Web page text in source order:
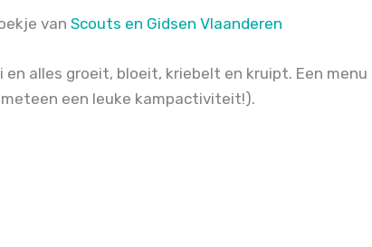
van Scouts en Gidsen Vlaanderen
alles groeit, bloeit, kriebelt en kruipt. Een
een leuke kampactiviteit!).